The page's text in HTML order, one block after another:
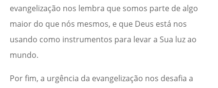
evangelização nos lembra que somos parte de algo
maior do que nós mesmos, e que Deus está nos
usando como instrumentos para levar a Sua luz ao
mundo.
Por fim, a urgência da evangelização nos desafia a